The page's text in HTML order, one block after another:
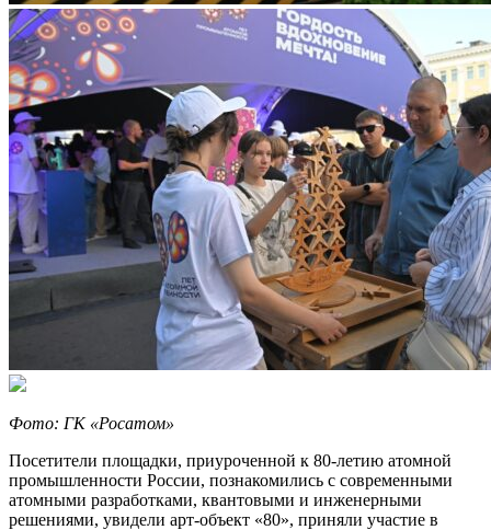
Фото: ГК «Росатом»
Посетители площадки, приуроченной к 80-летию атомной
промышленности России, познакомились с современными
атомными разработками, квантовыми и инженерными
решениями, увидели арт-объект «80», приняли участие в